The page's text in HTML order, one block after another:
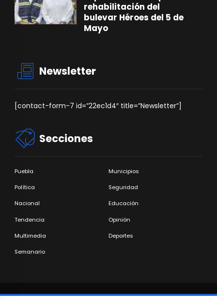
rehabilitación del
bulevar Héroes del 5 de
Mayo
Newsletter
[contact-form-7 id=”22ec1d4″ title=”Newsletter”]
Secciones
Puebla Municipios
Política Seguridad
Nacional Educación
Tendencia Opinión
Multimedia Deportes
Semanario